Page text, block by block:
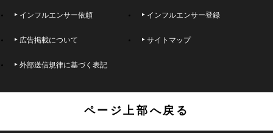
インフルエンサー依頼 インフルエンサー登録
広告掲載について サイトマップ
外部送信規律に基づく表記
ページ上部へ戻る